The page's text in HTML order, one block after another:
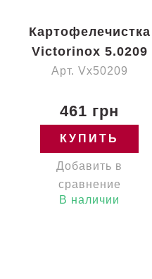
Картофелечистка
Victorinox 5.0209
Арт. Vx50209
461 грн
КУПИТЬ
Добавить в
сравнение
В наличии